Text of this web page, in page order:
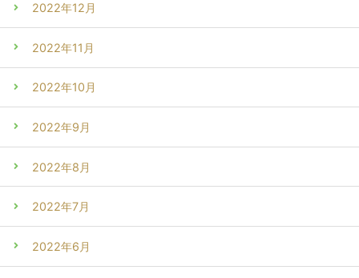
2022年12月
2022年11月
2022年10月
2022年9月
2022年8月
2022年7月
2022年6月